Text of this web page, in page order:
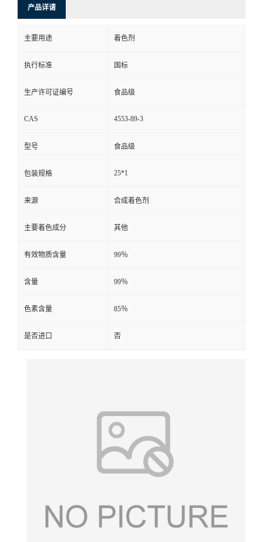
产品详请
主要用途 着色剂
执行标准 国标
生产许可证编号 食品级
CAS 4553-89-3
型号 食品级
包装规格 25*1
来源 合成着色剂
主要着色成分 其他
有效物质含量 99％
含量 99％
色素含量 85％
是否进口 否